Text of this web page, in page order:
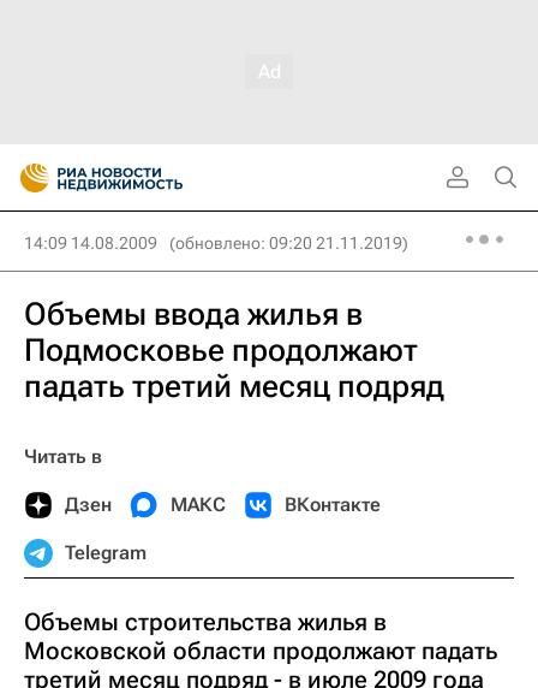
14:09 14.08.2009 (обновлено: 09:20 21.11.2019)
Объемы ввода жилья в
Подмосковье продолжают
падать третий месяц подряд
Читать в
Дзен МАКС ВКонтакте
Telegram
Объемы строительства жилья в
Московской области продолжают падать
третий месяц подряд - в июле 2009 года